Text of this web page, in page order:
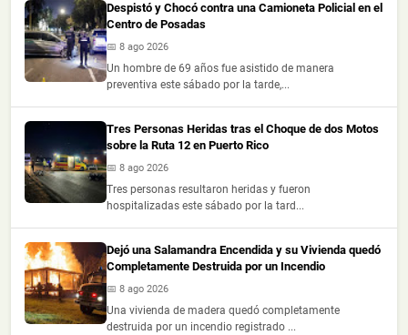
Despistó y Chocó contra una Camioneta Policial en el
Centro de Posadas
📅 8 ago 2026
Un hombre de 69 años fue asistido de manera
preventiva este sábado por la tarde,...
Tres Personas Heridas tras el Choque de dos Motos
sobre la Ruta 12 en Puerto Rico
📅 8 ago 2026
Tres personas resultaron heridas y fueron
hospitalizadas este sábado por la tard...
Dejó una Salamandra Encendida y su Vivienda quedó
Completamente Destruida por un Incendio
📅 8 ago 2026
Una vivienda de madera quedó completamente
destruida por un incendio registrado ...